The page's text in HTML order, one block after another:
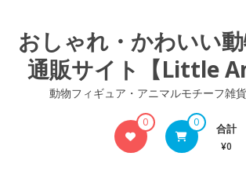
おしゃれ・かわいい
通販サイト【Little
動物フィギュア・アニマルモチーフ雑
0 0 合計
¥0